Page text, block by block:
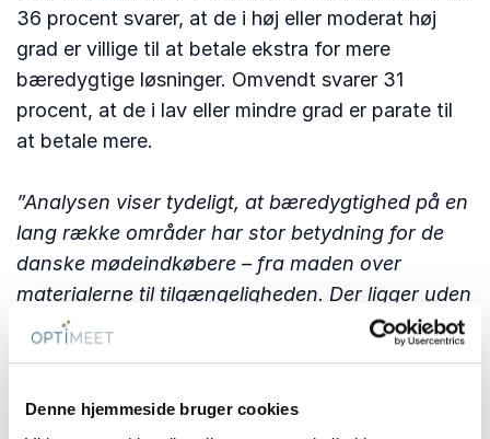
Denne hjemmeside bruger cookies
36 procent svarer, at de i høj eller moderat høj
grad er villige til at betale ekstra for mere
bæredygtige løsninger. Omvendt svarer 31
procent, at de i lav eller mindre grad er parate til
at betale mere.
”Analysen viser tydeligt, at bæredygtighed på en
lang række områder har stor betydning for de
danske mødeindkøbere – fra maden over
materialerne til tilgængeligheden. Der ligger uden
tvivl et interessant potentiale i det faktum, at
36% svarer, at de i høj eller moderat høj grad er
løsninger,”siger Ole Sorang, adm. direktør i